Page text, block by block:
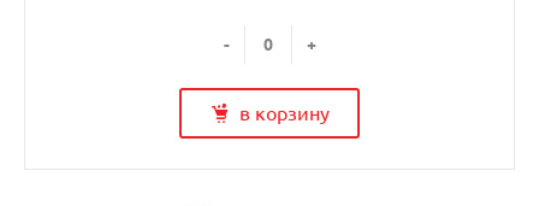
- +
в корзину